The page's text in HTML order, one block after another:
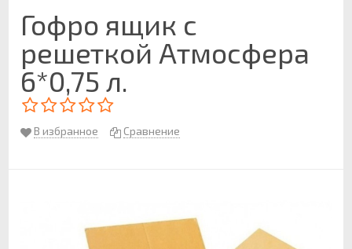
Гофро ящик с
решеткой Атмосфера
6*0,75 л.
В избранное Сравнение